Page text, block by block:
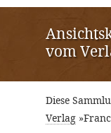
vom
Diese
Verlag